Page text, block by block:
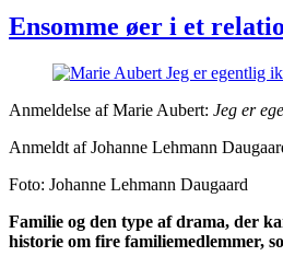
Ensomme øer i et
Anmeldelse af Marie Aubert: Jeg er
Anmeldt af Johanne Lehmann
Foto: Johanne Lehmann Daugaard
Familie og den type af drama, der
historie om fire familiemedlemmer,